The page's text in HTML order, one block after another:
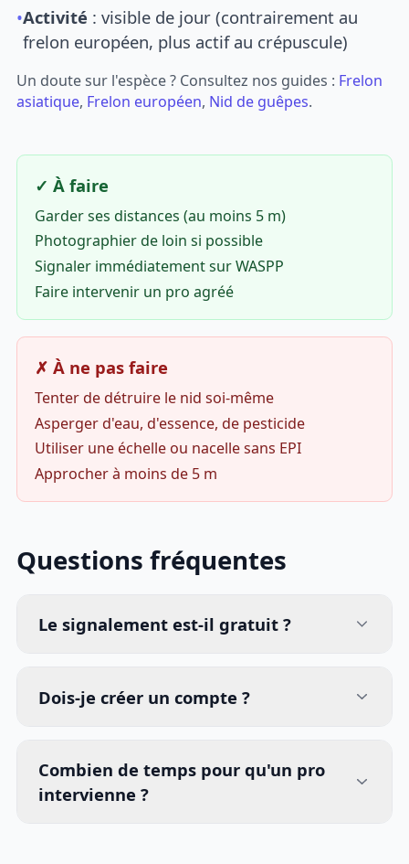
•Activité : visible de jour (contrairement au
frelon européen, plus actif au crépuscule)
Un doute sur l'espèce ? Consultez nos guides : Frelon
asiatique, Frelon européen, Nid de guêpes.
✓ À faire
Garder ses distances (au moins 5 m)
Photographier de loin si possible
Signaler immédiatement sur WASPP
Faire intervenir un pro agréé
✗ À ne pas faire
Tenter de détruire le nid soi-même
Asperger d'eau, d'essence, de pesticide
Utiliser une échelle ou nacelle sans EPI
Approcher à moins de 5 m
Questions fréquentes
Le signalement est-il gratuit ?
Dois-je créer un compte ?
Combien de temps pour qu'un pro
intervienne ?